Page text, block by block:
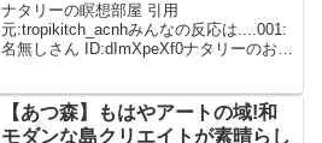
ナタリーの瞑想部屋 引用
元:tropikitch_acnhみんなの反応は....001:
名無しさん ID:dImXpeXf0ナタリーのお部
ID:caZ2RUMYMナタリー...
【あつ森】もはやアートの域!和
モダンな島クリエイトが素晴らし